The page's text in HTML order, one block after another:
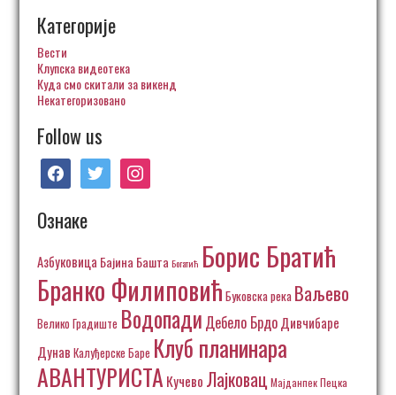
Категорије
Вести
Клупска видеотека
Куда смо скитали за викенд
Некатегоризовано
Follow us
facebooktwitter instagram
Ознаке
Азбуковица Бајина Башта Богатић Борис Братић
Бранко Филиповић Буковска река Ваљево
Велико Градиште Водопади Дебело БрдоДивчибаре
Дунав Калуђерске Баре Клуб планинара
АВАНТУРИСТА Кучево Лајковац Мајданпек Пецка